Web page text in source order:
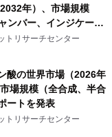
年）、市場規模
ンバー、インジケータ
リングシステム、その
ートを発表
トリサーチセンター
酸の世界市場（2026年
場規模（全合成、半合
ートを発表
トリサーチセンター